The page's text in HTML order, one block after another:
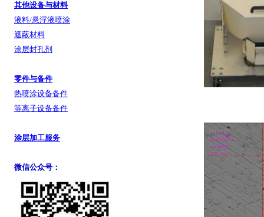
其他设备与材料
液料/悬浮液喷涂
遮蔽材料
涂层封孔剂
零件与备件
热喷涂设备备件
等离子设备备件
涂层加工服务
微信公众号：